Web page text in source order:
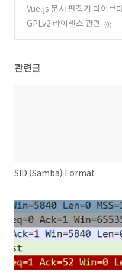
Vue.js 문서 편집기 라이브
GPLv2 라이센스 관련 (0)
관련글
SID (Samba) Format